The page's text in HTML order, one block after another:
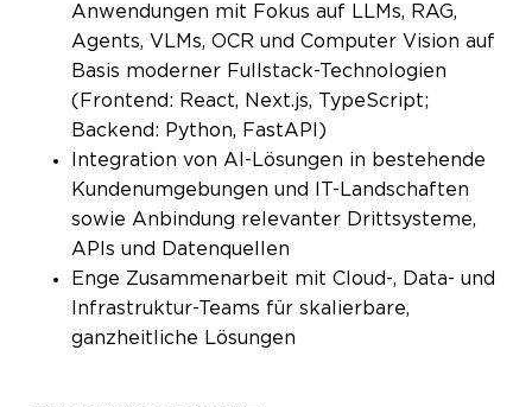
Anwendungen mit Fokus auf LLMs, RAG,
Agents, VLMs, OCR und Computer Vision auf
Basis moderner Fullstack-Technologien
(Frontend: React, Next.js, TypeScript;
Backend: Python, FastAPI)
Integration von AI-Lösungen in bestehende
Kundenumgebungen und IT-Landschaften
sowie Anbindung relevanter Drittsysteme,
APIs und Datenquellen
Enge Zusammenarbeit mit Cloud-, Data- und
Infrastruktur-Teams für skalierbare,
ganzheitliche Lösungen